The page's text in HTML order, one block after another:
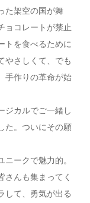
た架空の国が舞
ョコレートが禁止
トを食べるために
やさしくて、でも
手作りの革命が始
ジカルでご一緒し
た。ついにその願
ークで魅力的。
んも集まってく
して、勇気が出る